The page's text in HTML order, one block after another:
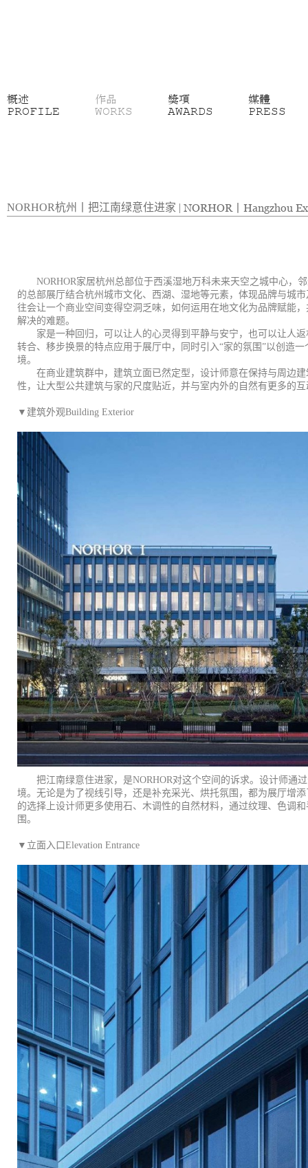
概述
PROFILE
作品
WORKS
獎項
AWARDS
媒體
PRESS
NORHOR杭州丨把江南绿意住进家 | NORHOR丨Hangzhou
NORHOR家居杭州总部位于西溪湿地万科未来天空之城中心，
的总部展厅结合杭州城市文化、西湖、湿地等元素，体现品牌与城
往会让一个商业空间变得空洞乏味，如何运用在地文化为品牌赋能
解决的难题。
家是一种回归，可以让人的心灵得到平静与安宁，也可以让人
转合、移步换景的特点应用于展厅中，同时引入“家的氛围”以创造
境。
在商业建筑群中，建筑立面已然定型，设计师意在保持与周边
性，让大型公共建筑与家的尺度贴近，并与室内外的自然有更多的互
▼建筑外观Building Exterior
把江南绿意住进家，是NORHOR对这个空间的诉求。设计师通
境。无论是为了视线引导，还是补充采光、烘托氛围，都为展厅增
的选择上设计师更多使用石、木调性的自然材料，通过纹理、色调
围。
▼立面入口Elevation Entrance